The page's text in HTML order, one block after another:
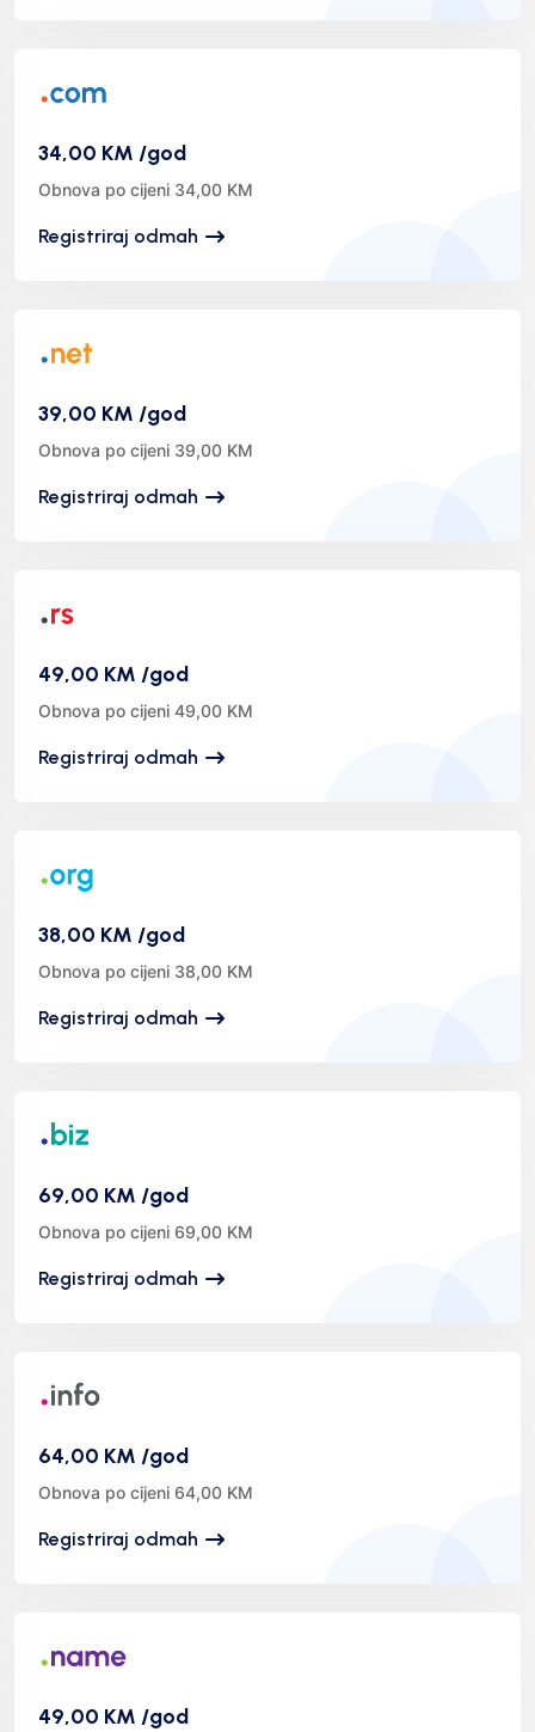
34,00 KM /god
Obnova po cijeni 34,00 KM
Registriraj odmah
39,00 KM /god
Obnova po cijeni 39,00 KM
Registriraj odmah
49,00 KM /god
Obnova po cijeni 49,00 KM
Registriraj odmah
38,00 KM /god
Obnova po cijeni 38,00 KM
Registriraj odmah
69,00 KM /god
Obnova po cijeni 69,00 KM
Registriraj odmah
64,00 KM /god
Obnova po cijeni 64,00 KM
Registriraj odmah
49,00 KM /god